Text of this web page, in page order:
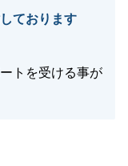
ております
トを受ける事が